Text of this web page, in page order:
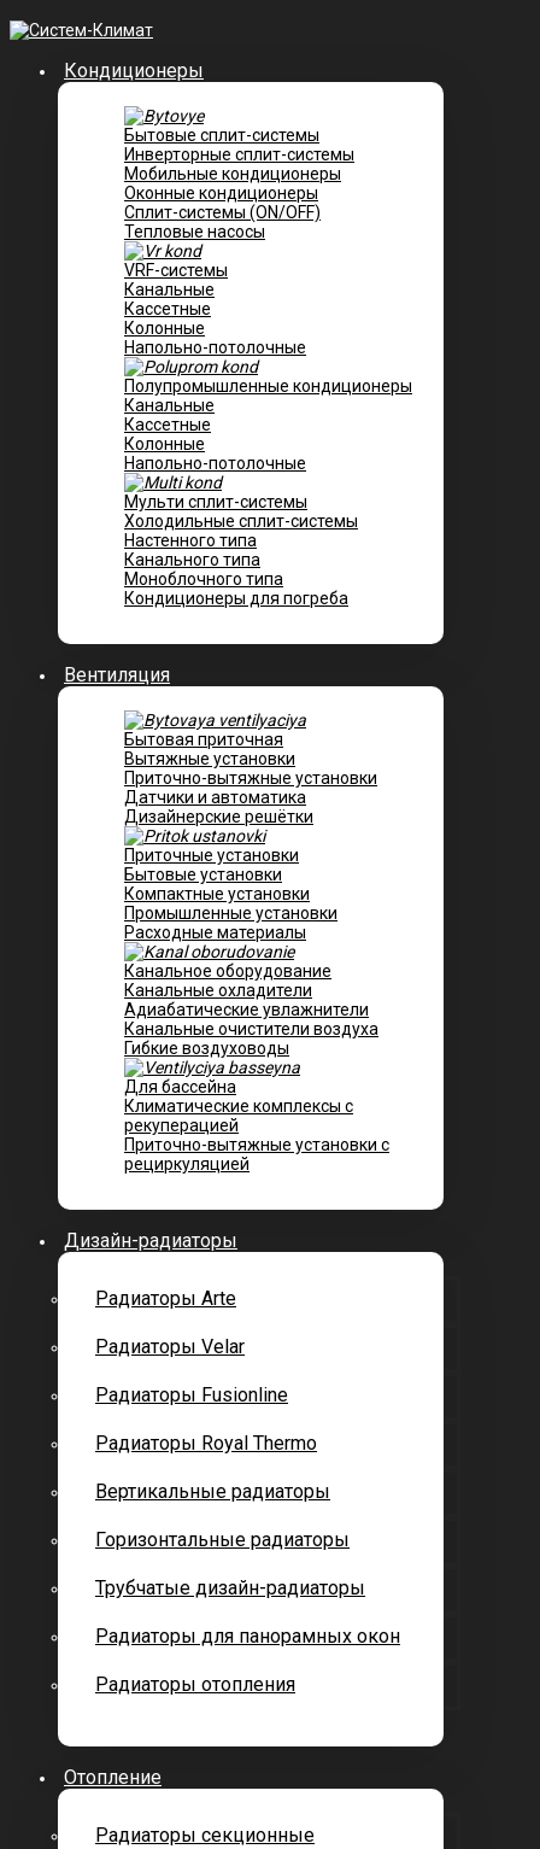
Кондиционеры
Бытовые сплит-системы
Инверторные сплит-системы
Мобильные кондиционеры
Оконные кондиционеры
Сплит-системы (ON/OFF)
Тепловые насосы
VRF-системы
Канальные
Касcетные
Колонные
Напольно-потолочные
Полупромышленные кондиционеры
Канальные
Кассетные
Колонные
Напольно-потолочные
Мульти сплит-системы
Холодильные сплит-системы
Настенного типа
Канального типа
Моноблочного типа
Кондиционеры для погреба
Вентиляция
Бытовая приточная
Вытяжные установки
Приточно-вытяжные установки
Датчики и автоматика
Дизайнерские решётки
Приточные установки
Бытовые установки
Компактные установки
Промышленные установки
Расходные материалы
Канальное оборудование
Канальные охладители
Адиабатические увлажнители
Канальные очистители воздуха
Гибкие воздуховоды
Для бассейна
Климатические комплексы с
рекуперацией
Приточно-вытяжные установки с
рециркуляцией
Дизайн-радиаторы
Радиаторы Arte
Радиаторы Velar
Радиаторы Fusionline
Радиаторы Royal Thermo
Вертикальные радиаторы
Горизонтальные радиаторы
Трубчатые дизайн-радиаторы
Радиаторы для панорамных окон
Радиаторы отопления
Отопление
Радиаторы секционные